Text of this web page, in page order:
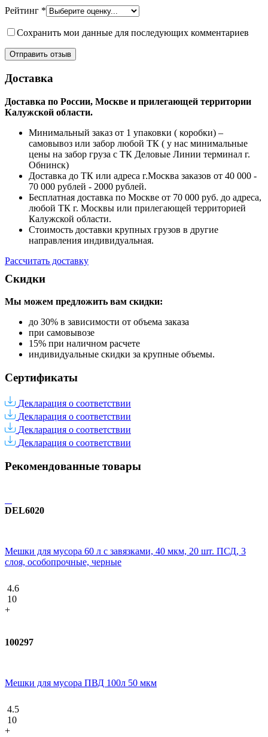
Рейтинг *
Сохранить мои данные для последующих комментариев
Доставка
Доставка по России, Москве и прилегающей территории
Калужской области.
Минимальный заказ от 1 упаковки ( коробки) –
самовывоз или забор любой ТК ( у нас минимальные
цены на забор груза с ТК Деловые Линии терминал г.
Обнинск)
Доставка до ТК или адреса г.Москва заказов от 40 000 -
70 000 рублей - 2000 рублей.
Бесплатная доставка по Москве от 70 000 руб. до адреса,
любой ТК г. Москвы или прилегающей территорией
Калужской области.
Стоимость доставки крупных грузов в другие
направления индивидуальная.
Рассчитать доставку
Скидки
Мы можем предложить вам скидки:
до 30% в зависимости от объема заказа
при самовывозе
15% при наличном расчете
индивидуальные скидки за крупные объемы.
Сертификаты
Декларация о соответствии
Декларация о соответствии
Декларация о соответствии
Декларация о соответствии
Рекомендованные товары
DEL6020
Мешки для мусора 60 л с завязками, 40 мкм, 20 шт. ПСД, 3
слоя, особопрочные, черные
4.6
10
+
100297
Мешки для мусора ПВД 100л 50 мкм
4.5
10
+